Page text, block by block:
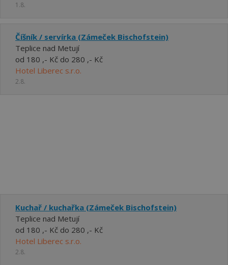
1.8.
Číšník / servírka (Zámeček Bischofstein)
Teplice nad Metují
od 180 ,- Kč do 280 ,- Kč
Hotel Liberec s.r.o.
2.8.
Kuchař / kuchařka (Zámeček Bischofstein)
Teplice nad Metují
od 180 ,- Kč do 280 ,- Kč
Hotel Liberec s.r.o.
2.8.